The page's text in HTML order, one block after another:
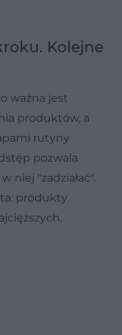
Kolejne
ważna jest
produktów, a
rutyny
pozwala
niej "zadziałać".
produkty